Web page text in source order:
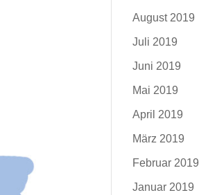
August 2019
Juli 2019
Juni 2019
Mai 2019
April 2019
März 2019
Februar 2019
Januar 2019